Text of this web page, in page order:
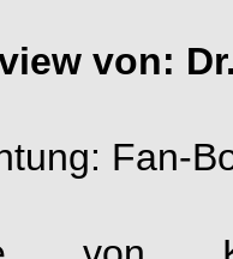
von:
Fan-